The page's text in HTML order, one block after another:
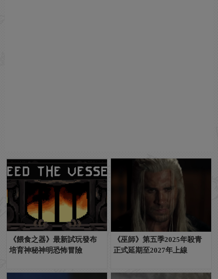
《餵食之器》最新試玩發布
培育神秘神明恐怖冒險
《巫師》第五季2025年殺青
正式延期至2027年上線